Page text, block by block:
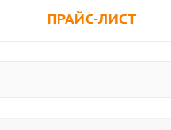
ПРАЙС-ЛИСТ